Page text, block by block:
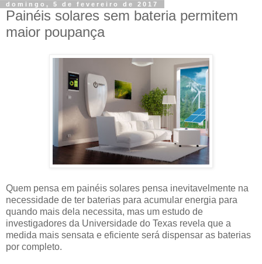
domingo, 5 de fevereiro de 2017
Painéis solares sem bateria permitem
maior poupança
Quem pensa em painéis solares pensa inevitavelmente na
necessidade de ter baterias para acumular energia para
quando mais dela necessita, mas um estudo de
investigadores da Universidade do Texas revela que a
medida mais sensata e eficiente será dispensar as baterias
por completo.